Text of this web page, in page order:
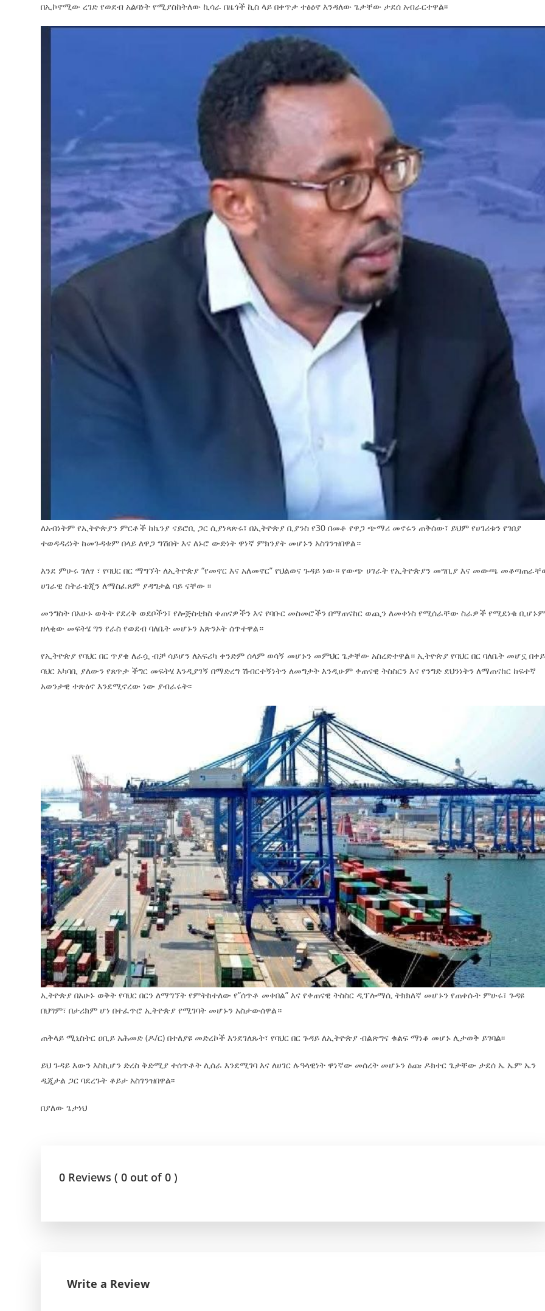
በኢኮኖሚው ረገድ የወደብ አልባነት የሚያስከትለው ኪሳራ በዜጎች ኪስ ላይ በቀጥታ ተፅዕኖ እንዳለው ጌታቸው ታደሰ አብራርተዋል፡፡
ለአብነትም የኢትዮጵያን ምርቶች ከኬንያ ናይሮቢ ጋር ሲያነጻጽሩ፣ በኢትዮጵያ ቢያንስ የ30 በመቶ የዋጋ ጭማሪ መኖሩን ጠቅሰው፣ ይህም የሀገሪቱን የገበያ
ተወዳዳሪነት ከመጉዳቱም በላይ ለዋጋ ግሽበት እና ለኑሮ ውድነት ዋነኛ ምክንያት መሆኑን አስገንዝበዋል።
እንደ ምሁሩ ገለፃ ፣ የባህር በር ማግኘት ለኢትዮጵያ “የመኖር እና አለመኖር” የህልወና ጉዳይ ነው። የውጭ ሀገራት የኢትዮጵያን መግቢያ እና መውጫ
ሀገራዊ ስትራቴጂን ለማስፈጸም ያዳግታል ባይ ናቸው ፡፡
መንግስት በአሁኑ ወቅት የደረቅ ወደቦችን፣ የሎጅስቲክስ ቀጠናዎችን እና የባቡር መስመሮችን በማጠናከር ወጪን ለመቀነስ የሚሰራቸው ስራዎች የሚደነቁ
ዘላቂው መፍትሄ ግን የራስ የወደብ ባለቤት መሆኑን አጽንኦት ሰጥተዋል።
የኢትዮጵያ የባህር በር ጥያቄ ለራሷ ብቻ ሳይሆን ለአፍሪካ ቀንድም ሰላም ወሳኝ መሆኑን መምህር ጌታቸው አስረድተዋል። ኢትዮጵያ የባህር በር ባለቤት መሆኗ በቀይ
ባህር አካባቢ ያለውን የጸጥታ ችግር መፍትሄ እንዲያገኝ በማድረግ ሽብርተኝነትን ለመግታት እንዲሁም ቀጠናዊ ትስስርን እና የንግድ ደህንነትን ለማጠናከር ከፍተኛ
አወንታዊ ተጽዕኖ እንደሚኖረው ነው ያብራሩት፡፡
ኢትዮጵያ በአሁኑ ወቅት የባህር በርን ለማግኘት የምትከተለው የ”ሰጥቶ መቀበል” እና የቀጠናዊ ትስስር ዲፕሎማሲ ትክክለኛ መሆኑን የጠቀሱት ምሁሩ፣ ጉዳዩ
በህግም፣ በታሪክም ሆነ በተፈጥሮ ኢትዮጵያ የሚገባት መሆኑን አስታውሰዋል።
ጠቅላይ ሚኒስትር ዐቢይ አሕመድ (ዶ/ር) በተለያዩ መድረኮች እንደገለጹት፣ የባህር በር ጉዳይ ለኢትዮጵያ ብልጽግና ቁልፍ ማነቆ መሆኑ ሊታወቅ ይገባል፡፡
ይህ ጉዳይ እውን እስኪሆን ድረስ ቅድሚያ ተሰጥቶት ሊሰራ እንደሚገባ እና ለሀገር ሉዓላዊነት ዋነኛው መሰረት መሆኑን ዕጩ ዶክተር ጌታቸው ታደሰ ኤ ኤም ኤን
ዲጂታል ጋር ባደረጉት ቆይታ አስገንዝበዋል፡፡
በያለው ጌታነህ
0 Reviews ( 0 out of 0 )
Write a Review